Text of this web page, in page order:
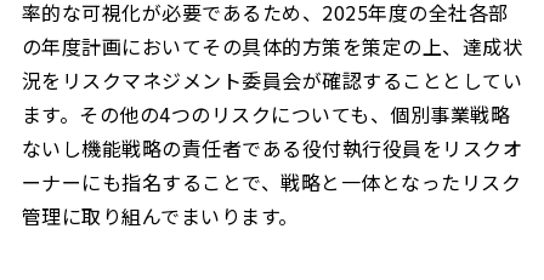
率的な可視化が必要であるため、2025年度の全社各部
の年度計画においてその具体的方策を策定の上、達成状
況をリスクマネジメント委員会が確認することとしてい
ます。その他の4つのリスクについても、個別事業戦略
ないし機能戦略の責任者である役付執行役員をリスクオ
ーナーにも指名することで、戦略と一体となったリスク
管理に取り組んでまいります。